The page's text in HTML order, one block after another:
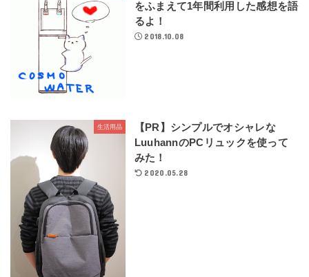
をふまえて1年間利用した感想を語
るよ！
2018.10.08
生活用品
【PR】シンプルでオシャレな
LuuhannのPCリュックを使って
みた！
2020.05.28